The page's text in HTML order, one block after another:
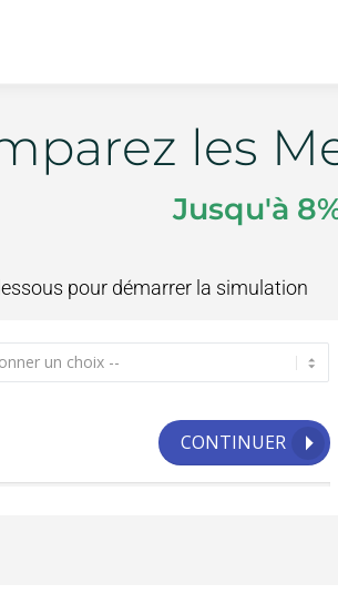
les
Jusqu'à
pour démarrer la simulation
CONTINUER